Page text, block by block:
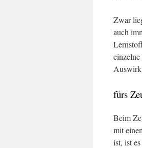
Zwar
auch
fürs
Beim
mit
ist, ist